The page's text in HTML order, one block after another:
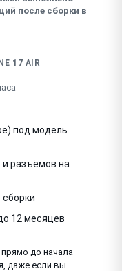
после сборки в
17 AIR
под модель
разъёмов на
12 месяцев
до начала
даже если вы